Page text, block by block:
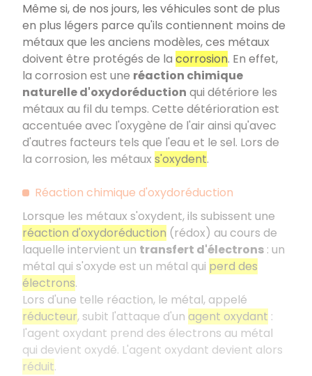
Même si, de nos jours, les véhicules sont de plus
en plus légers parce qu'ils contiennent moins de
métaux que les anciens modèles, ces métaux
doivent être protégés de la corrosion. En effet,
la corrosion est une réaction chimique
naturelle d'oxydoréduction qui détériore les
métaux au fil du temps. Cette détérioration est
accentuée avec l'oxygène de l'air ainsi qu'avec
d'autres facteurs tels que l'eau et le sel. Lors de
la corrosion, les métaux s'oxydent.
Réaction chimique d'oxydoréduction
Lorsque les métaux s'oxydent, ils subissent une
réaction d'oxydoréduction (rédox) au cours de
laquelle intervient un transfert d'électrons : un
métal qui s'oxyde est un métal qui perd des
électrons.
Lors d'une telle réaction, le métal, appelé
réducteur, subit l'attaque d'un agent oxydant :
l'agent oxydant prend des électrons au métal
qui devient oxydé. L'agent oxydant devient alors
réduit.